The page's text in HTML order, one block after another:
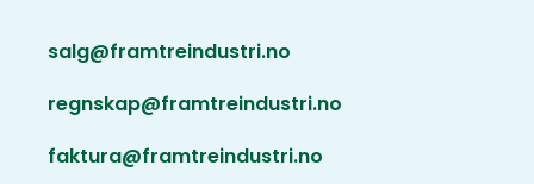
salg@framtreindustri.no
regnskap@framtreindustri.no
faktura@framtreindustri.no